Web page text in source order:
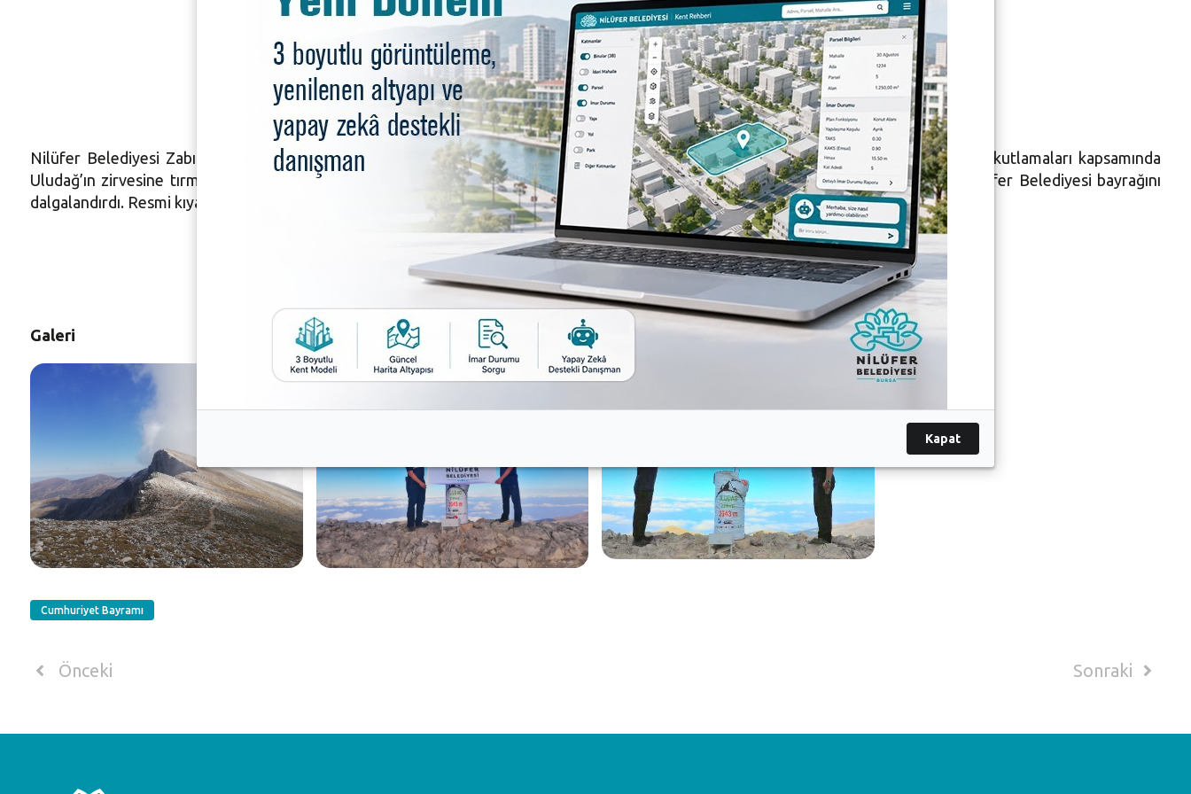
dalgalandırdılar
Nilüfer Belediyesi Zabıta Müdürlüğü’nde görev yapan zabıta memurları Bahadır Afşar ve Rıza Topkül, 29 Ekim Cumhuriyet Bayramı kutlamaları kapsamında
Uludağ’ın zirvesine tırmandı. Zorlu yollardan geçerek 2 bin 543 metrelik zirveye ulaşan Afşar ve Topkül, burada Türk bayrağı ve Nilüfer Belediyesi bayrağını
dalgalandırdı. Resmi kıyafetleriyle zirveye tırmanan Bahadır Afşar ve Rıza Topkül, Türk bayrağına selam durmayı da ihmal etmedi.
Galeri
Cumhuriyet Bayramı
Önceki Sonraki
Kapat